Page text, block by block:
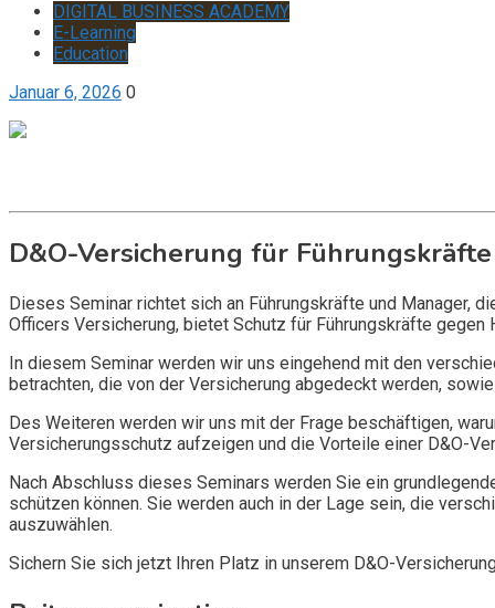
DIGITAL BUSINESS ACADEMY
E-Learning
Education
Januar 6, 2026 0
D&O-Versicherung für
Dieses Seminar richtet sich an Führungskräfte und Manager,
Officers Versicherung, bietet Schutz für Führungskräfte
In diesem Seminar werden wir uns eingehend mit den
betrachten, die von der Versicherung abgedeckt werden,
Des Weiteren werden wir uns mit der Frage beschäftigen,
Versicherungsschutz aufzeigen und die Vorteile einer D&O-
Nach Abschluss dieses Seminars werden Sie ein
schützen können. Sie werden auch in der Lage sein, die
auszuwählen.
Sichern Sie sich jetzt Ihren Platz in unserem D&O-